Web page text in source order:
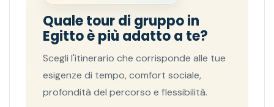
Quale tour di gruppo in
Egitto è più adatto a te?
Scegli l'itinerario che corrisponde alle tue
esigenze di tempo, comfort sociale,
profondità del percorso e flessibilità.